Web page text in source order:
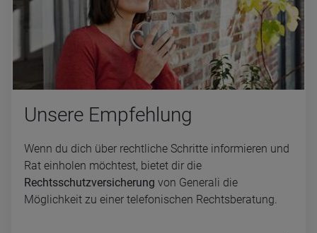
Un­se­re Emp­feh­lung
Wenn du dich über rechtliche Schritte informieren und
Rat einholen möchtest, bietet dir die
Rechtsschutzversicherung von Generali die
Möglichkeit zu einer telefonischen Rechtsberatung.